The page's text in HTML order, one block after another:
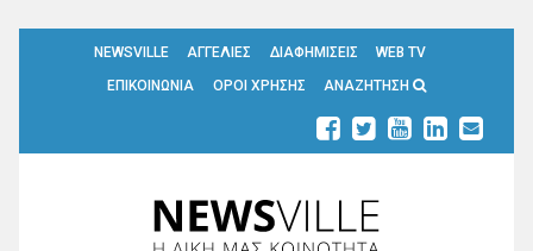
NEWSVILLE ΑΓΓΕΛΙΕΣ ΔΙΑΦΗΜΙΣΕΙΣ
WEB TV
ΕΠΙΚΟΙΝΩΝΙΑ
ΟΡΟΙ ΧΡΗΣΗΣ ΑΝΑΖΗΤΗΣΗ